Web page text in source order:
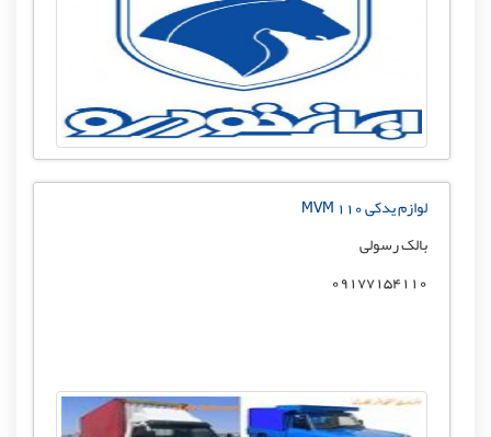
لوازم یدکی MVM 110
بالک رسولی
09177154110